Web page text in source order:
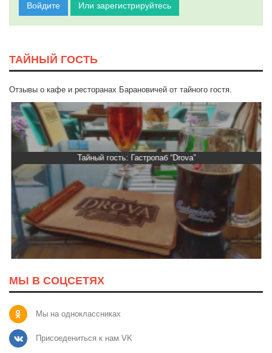
Войдите Или зарегистрируйтесь
ТАЙНЫЙ ГОСТЬ
Отзывы о кафе и ресторанах Барановичей от тайного гостя.
Тайный гость: Гастропаб “Drova”
МЫ В СОЦСЕТЯХ
Мы на одноклассниках
Присоедениться к нам VK